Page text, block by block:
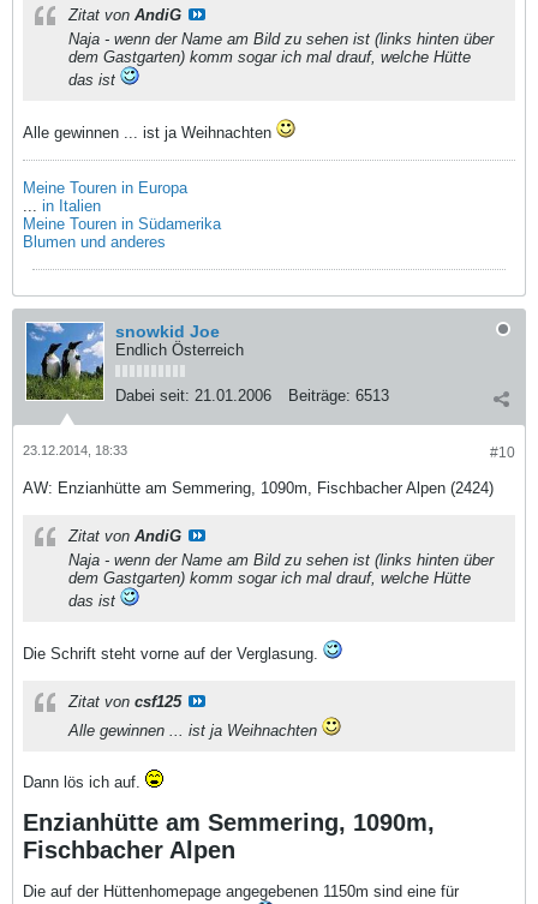
Zitat von AndiG
Naja - wenn der Name am Bild zu sehen ist (links hinten über
dem Gastgarten) komm sogar ich mal drauf, welche Hütte
das ist
Alle gewinnen ... ist ja Weihnachten
Meine Touren in Europa
... in Italien
Meine Touren in Südamerika
Blumen und anderes
snowkid Joe
Endlich Österreich
Dabei seit: 21.01.2006 Beiträge: 6513
#10
23.12.2014, 18:33
AW: Enzianhütte am Semmering, 1090m, Fischbacher Alpen (2424)
Zitat von AndiG
Naja - wenn der Name am Bild zu sehen ist (links hinten über
dem Gastgarten) komm sogar ich mal drauf, welche Hütte
das ist
Die Schrift steht vorne auf der Verglasung.
Zitat von csf125
Alle gewinnen ... ist ja Weihnachten
Dann lös ich auf.
Enzianhütte am Semmering, 1090m,
Fischbacher Alpen
Die auf der Hüttenhomepage angegebenen 1150m sind eine für